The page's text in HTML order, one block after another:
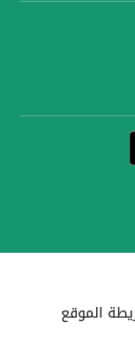
الموقع